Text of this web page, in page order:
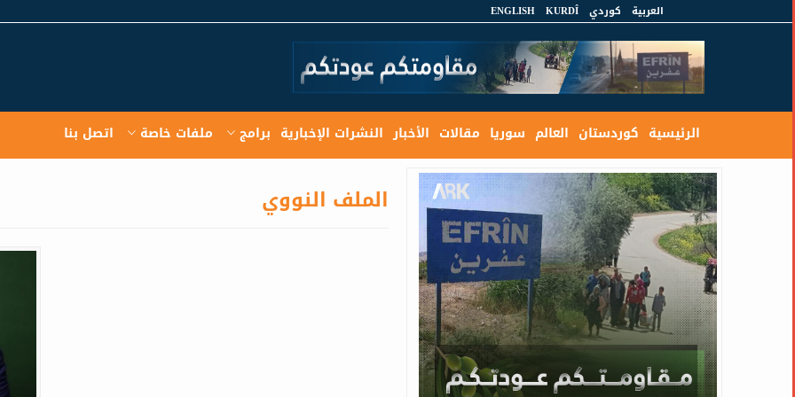
العربية كوردي KURDÎ
ENGLISH
الرئيسية كوردستان العالم سوريا مقالات الأخبار النشرات الإخبارية برامج ملفات خاصة اتصل بنا
الملف النووي